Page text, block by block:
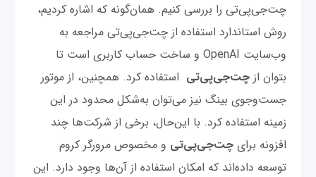
چت‌‌جی‌پی‌تی را بررسی کنیم. همان‌گونه که اشاره کردیم،
روش استاندارد استفاده از چت‌‌جی‌پی‌تی مراجعه به
وب‌سایت OpenAI و ساخت حساب کاربری است تا
بتوان ازچت‌‌جی‌پی‌تی استفاده کرد. همچنین، از موتور
جست‌وجوی بینگ نیز می‌توان به‌شکل محدود در این
زمینه استفاده کرد. با این‌حال، برخی از شرکت‌ها چند
افزونه برایچت‌‌جی‌پی‌تی و مخصوص مرورگر کروم
توسعه داده‌اند که امکان استفاده از آن‌ها وجود دارد. این